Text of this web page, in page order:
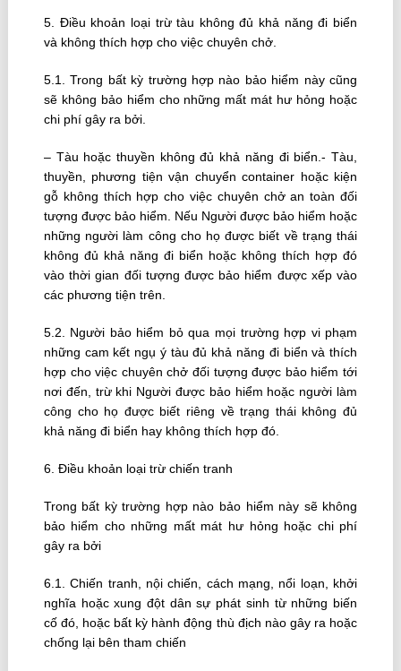
5. Ðiều khoản loại trừ tàu không đủ khả năng đi biển
và không thích hợp cho việc chuyên chở.
5.1. Trong bất kỳ trường hợp nào bảo hiểm này cũng
sẽ không bảo hiểm cho những mất mát hư hỏng hoặc
chi phí gây ra bởi.
– Tàu hoặc thuyền không đủ khả năng đi biển.- Tàu,
thuyền, phương tiện vận chuyển container hoặc kiện
gỗ không thích hợp cho việc chuyên chở an toàn đối
tượng được bảo hiểm. Nếu Người được bảo hiểm hoặc
những người làm công cho họ được biết về trạng thái
không đủ khả năng đi biển hoặc không thích hợp đó
vào thời gian đối tượng được bảo hiểm được xếp vào
các phương tiện trên.
5.2. Người bảo hiểm bỏ qua mọi trường hợp vi phạm
những cam kết ngụ ý tàu đủ khả năng đi biển và thích
hợp cho việc chuyên chở đối tượng được bảo hiểm tới
nơi đến, trừ khi Người được bảo hiểm hoặc người làm
công cho họ được biết riêng về trạng thái không đủ
khả năng đi biển hay không thích hợp đó.
6. Ðiều khoản loại trừ chiến tranh
Trong bất kỳ trường hợp nào bảo hiểm này sẽ không
bảo hiểm cho những mất mát hư hỏng hoặc chi phí
gây ra bởi
6.1. Chiến tranh, nội chiến, cách mạng, nổi loạn, khởi
nghĩa hoặc xung đột dân sự phát sinh từ những biến
cố đó, hoặc bất kỳ hành động thù địch nào gây ra hoặc
chống lại bên tham chiến